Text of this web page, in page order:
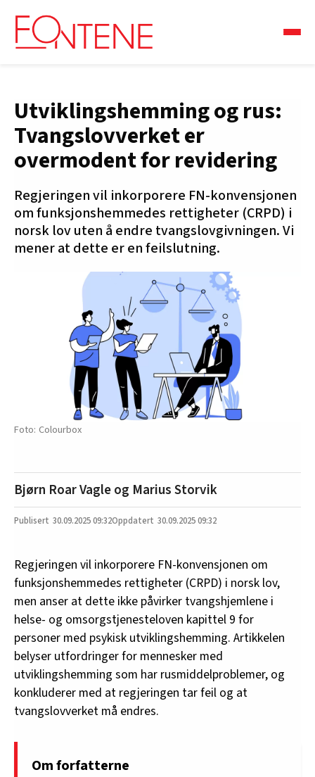
Utviklingshemming og rus:
Tvangslovverket er
overmodent for revidering
Regjeringen vil inkorporere FN-konvensjonen
om funksjonshemmedes rettigheter (CRPD) i
norsk lov uten å endre tvangslovgivningen. Vi
mener at dette er en feilslutning.
Colourbox
Bjørn Roar Vagle og Marius Storvik
30.09.202509:32 30.09.2025 09:32
Regjeringen vil inkorporere FN-konvensjonen om
funksjonshemmedes rettigheter (CRPD) i norsk lov,
men anser at dette ikke påvirker tvangshjemlene i
helse- og omsorgstjenesteloven kapittel 9 for
personer med psykisk utviklingshemming. Artikkelen
belyser utfordringer for mennesker med
utviklingshemming som har rusmiddelproblemer, og
konkluderer med at regjeringen tar feil og at
tvangslovverket må endres.
Om forfatterne